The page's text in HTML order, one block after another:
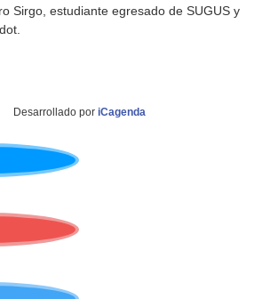
Sirgo, estudiante egresado de SUGUS y
Desarrollado por iCagenda